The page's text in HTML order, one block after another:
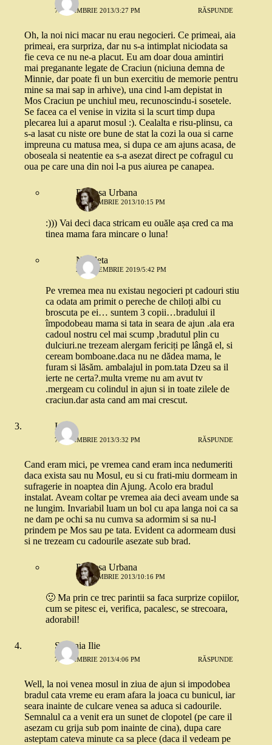
7 NOIEMBRIE 2013/3:27 PM RĂSPUNDE
Oh, la noi nici macar nu erau negocieri. Ce primeai, aia
primeai, era surpriza, dar nu s-a intimplat niciodata sa
fie ceva ce nu ne-a placut. Eu am doar doua amintiri
mai preganante legate de Craciun (niciuna demna de
Minnie, dar poate fi un bun exercitiu de memorie pentru
mine sa mai sap in arhive), una cind l-am depistat in
Mos Craciun pe unchiul meu, recunoscindu-i sosetele.
Se facea ca el venise in vizita si la scurt timp dupa
plecarea lui a aparut mosul :). Cealalta e risu-plinsu, ca
s-a lasat cu niste ore bune de stat la cozi la oua si carne
impreuna cu matusa mea, si dupa ce am ajuns acasa, de
oboseala si neatentie ea s-a asezat direct pe cofragul cu
oua pe care una din noi l-a pus aiurea pe canapea.
Printesa Urbana
7 NOIEMBRIE 2013/10:15 PM
:))) Vai deci daca stricam eu ouăle așa cred ca ma
tinea mama fara mincare o luna!
Nicoleta
23 DECEMBRIE 2019/5:42 PM
Pe vremea mea nu existau negocieri pt cadouri stiu
ca odata am primit o pereche de chiloți albi cu
broscuta pe ei… suntem 3 copii…bradului il
împodobeau mama si tata in seara de ajun .ala era
cadoul nostru cel mai scump ,bradutul plin cu
dulciuri.ne trezeam alergam fericiți pe lângă el, si
ceream bomboane.daca nu ne dădea mama, le
furam si lăsăm. ambalajul in pom.tata Dzeu sa il
ierte ne certa?.multa vreme nu am avut tv
.mergeam cu colindul in ajun si in toate zilele de
craciun.dar asta cand am mai crescut.
Ioana
7 NOIEMBRIE 2013/3:32 PM RĂSPUNDE
Cand eram mici, pe vremea cand eram inca nedumeriti
daca exista sau nu Mosul, eu si cu frati-miu dormeam in
sufragerie in noaptea din Ajung. Acolo era bradul
instalat. Aveam coltar pe vremea aia deci aveam unde sa
ne lungim. Invariabil luam un bol cu apa langa noi ca sa
ne dam pe ochi sa nu cumva sa adormim si sa nu-l
prindem pe Mos sau pe tata. Evident ca adormeam dusi
si ne trezeam cu cadourile asezate sub brad.
Printesa Urbana
7 NOIEMBRIE 2013/10:16 PM
🙂 Ma prin ce trec parintii sa faca surprize copiilor,
cum se pitesc ei, verifica, pacalesc, se strecoara,
adorabil!
Stefania Ilie
7 NOIEMBRIE 2013/4:06 PM RĂSPUNDE
Well, la noi venea mosul in ziua de ajun si impodobea
bradul cata vreme eu eram afara la joaca cu bunicul, iar
seara inainte de culcare venea sa aduca si cadourile.
Semnalul ca a venit era un sunet de clopotel (pe care il
asezam cu grija sub pom inainte de cina), dupa care
asteptam cateva minute ca sa plece (daca il vedeam pe